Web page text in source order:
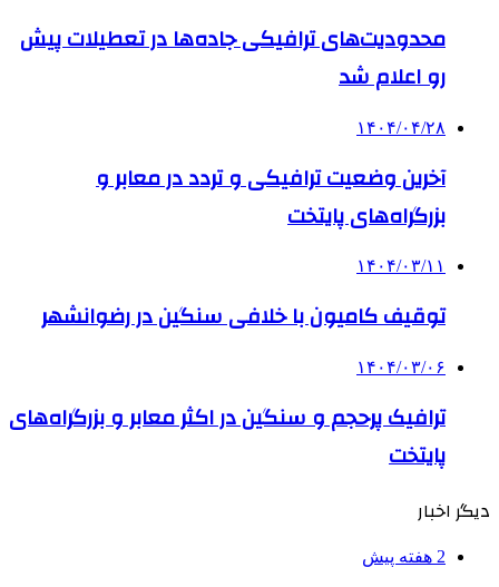
محدودیت‌های ترافیکی جاده‌ها در تعطیلات پیش
رو اعلام شد
۱۴۰۴/۰۴/۲۸
آخرین وضعیت ترافیکی و تردد در معابر و
بزرگراه‌های پایتخت
۱۴۰۴/۰۳/۱۱
توقیف کامیون با خلافی سنگین در رضوانشهر
۱۴۰۴/۰۳/۰۶
ترافیک پرحجم و سنگین در اکثر معابر و بزرگراه‌های
پایتخت
دیگر اخبار
2 هفته پیش